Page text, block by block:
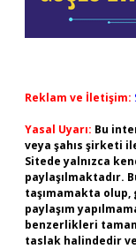
Reklam ve İletişim:
Yasal Uyarı: Bu
veya şahıs şirketi
Sitede yalnızca
paylaşılmaktadır.
taşımamakta
paylaşım
benzerlikleri
taslak halindedir